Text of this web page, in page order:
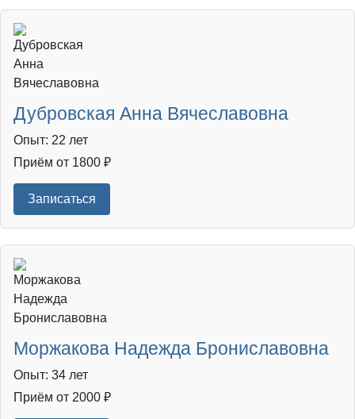
Дубровская Анна Вячеславовна
Опыт: 22 лет
Приём от 1800 ₽
Записаться
Моржакова Надежда Брониславовна
Опыт: 34 лет
Приём от 2000 ₽